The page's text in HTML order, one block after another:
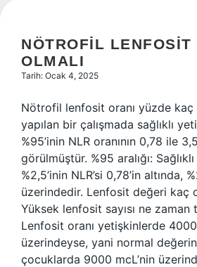
NÖTROFIL LENFOSIT
OLMALI
Tarih: Ocak 4, 2025
Nötrofil lenfosit oranı yüzde kaç
yapılan bir çalışmada sağlıklı
%95’inin NLR oranının 0,78 ile
görülmüştür. %95 aralığı:
%2,5’inin NLR’si 0,78’in altında,
üzerindedir. Lenfosit değeri kaç
Yüksek lenfosit sayısı ne zaman
Lenfosit oranı yetişkinlerde 4000
üzerindeyse, yani normal
çocuklarda 9000 mcL’nin